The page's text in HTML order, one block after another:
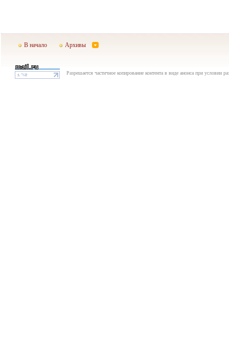
В начало Архивы
Разрешается частичное копирование контента в виде анонса при условии